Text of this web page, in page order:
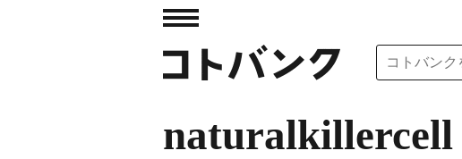
naturalkillercell